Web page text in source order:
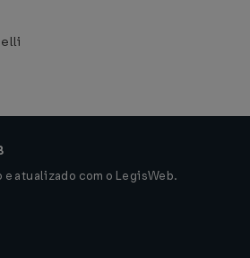
atualizado com o LegisWeb.